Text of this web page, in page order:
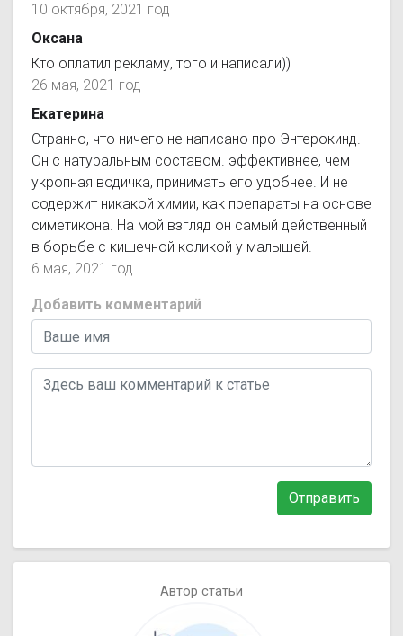
10 октября, 2021 год
Оксана
Кто оплатил рекламу, того и написали))
26 мая, 2021 год
Екатерина
Странно, что ничего не написано про Энтерокинд.
Он с натуральным составом. эффективнее, чем
укропная водичка, принимать его удобнее. И не
содержит никакой химии, как препараты на основе
симетикона. На мой взгляд он самый действенный
в борьбе с кишечной коликой у малышей.
6 мая, 2021 год
Добавить комментарий
Отправить
Автор статьи